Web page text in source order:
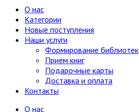
О нас
Категории
Новые поступления
Наши услуги
Формирование библиотек
Прием книг
Подарочные карты
Доставка и оплата
Контакты
О нас